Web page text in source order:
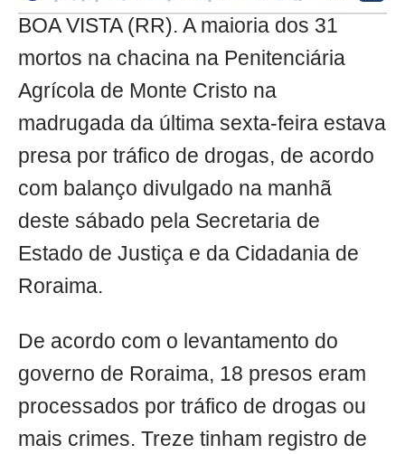
BOA VISTA (RR). A maioria dos 31
mortos na chacina na Penitenciária
Agrícola de Monte Cristo na
madrugada da última sexta-feira estava
presa por tráfico de drogas, de acordo
com balanço divulgado na manhã
deste sábado pela Secretaria de
Estado de Justiça e da Cidadania de
Roraima.
De acordo com o levantamento do
governo de Roraima, 18 presos eram
processados por tráfico de drogas ou
mais crimes. Treze tinham registro de